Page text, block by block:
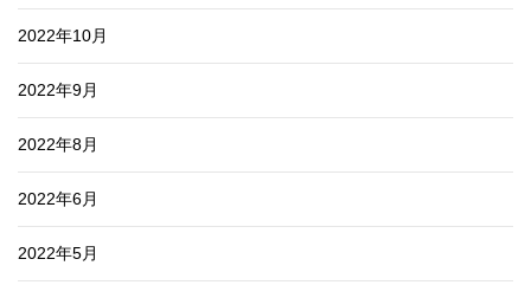
2022年10月
2022年9月
2022年8月
2022年6月
2022年5月